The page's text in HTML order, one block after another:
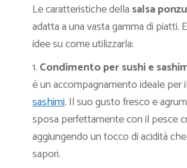
Le caratteristiche della salsa ponzu
adatta a una vasta gamma di piatti.
idee su come utilizzarla:
1. Condimento per sushi e
è un accompagnamento ideale per il
sashimi. Il suo gusto fresco e
sposa perfettamente con il pesce
aggiungendo un tocco di acidità
sapori.